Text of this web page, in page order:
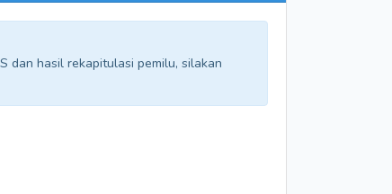
dan hasil rekapitulasi pemilu, silakan